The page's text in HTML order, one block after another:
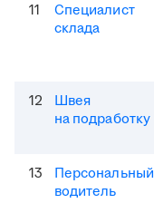
11
Специалист
склада
12
Швея
на подработку
13
Персональный
водитель